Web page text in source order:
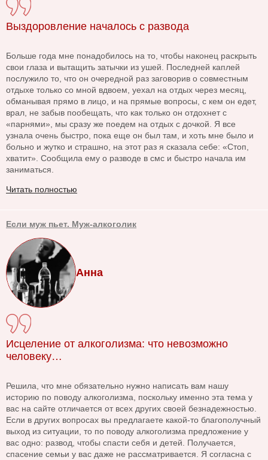
Выздоровление началось с развода
Больше года мне понадобилось на то, чтобы наконец раскрыть
свои глаза и вытащить затычки из ушей. Последней каплей
послужило то, что он очередной раз заговорив о совместным
отдыхе только со мной вдвоем, уехал на отдых через месяц,
обманывая прямо в лицо, и на прямые вопросы, с кем он едет,
врал, не забыв пообещать, что как только он отдохнет с
«парнями», мы сразу же поедем на отдых с дочкой. Я все
узнала очень быстро, пока еще он был там, и хоть мне было и
больно и жутко и страшно, на этот раз я сказала себе: «Стоп,
хватит». Сообщила ему о разводе в смс и быстро начала им
заниматься.
Читать полностью
Если муж пьет. Муж-алкоголик
Анна
Исцеление от алкоголизма: что невозможно
человеку…
Решила, что мне обязательно нужно написать вам нашу
историю по поводу алкоголизма, поскольку именно эта тема у
вас на сайте отличается от всех других своей безнадежностью.
Если в других вопросах вы предлагаете какой-то благополучный
выход из ситуации, то по поводу алкоголизма предложение у
вас одно: развод, чтобы спасти себя и детей. Получается,
спасение семьи у вас даже не рассматривается. Я согласна с